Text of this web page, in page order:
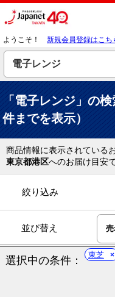
ようこそ！ 新規会員登録はこち
「電子レンジ」の
件までを表示）
商品情報に表示されている
東京都港区へのお届け目安で
絞り込み
並び替え
選択中の条件： 東芝